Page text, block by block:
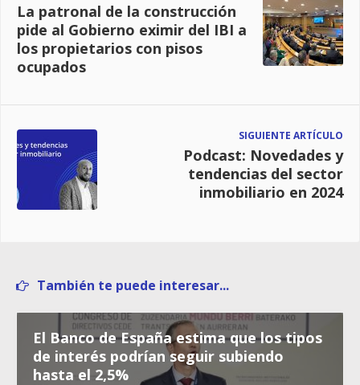
La patronal de la construcción
pide al Gobierno eximir del IBI a
los propietarios con pisos
ocupados
SIGUIENTE ARTÍCULO
Podcast: Novedades y
tendencias del sector
inmobiliario en 2024
También te puede interesar...
El Banco de España estima que los tipos
de interés podrían seguir subiendo
hasta el 2,5%